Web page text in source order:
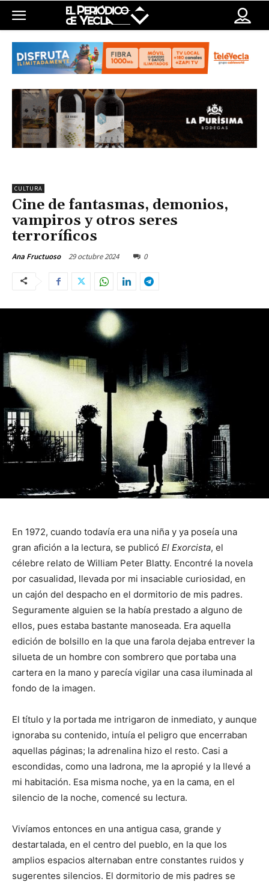
CULTURA
Cine de fantasmas, demonios,
vampiros y otros seres
terroríficos
Ana Fructuoso 29 octubre 2024 0
En 1972, cuando todavía era una niña y ya poseía una
gran afición a la lectura, se publicó El Exorcista, el
célebre relato de William Peter Blatty. Encontré la novela
por casualidad, llevada por mi insaciable curiosidad, en
un cajón del despacho en el dormitorio de mis padres.
Seguramente alguien se la había prestado a alguno de
ellos, pues estaba bastante manoseada. Era aquella
edición de bolsillo en la que una farola dejaba entrever la
silueta de un hombre con sombrero que portaba una
cartera en la mano y parecía vigilar una casa iluminada al
fondo de la imagen.
El título y la portada me intrigaron de inmediato, y aunque
ignoraba su contenido, intuía el peligro que encerraban
aquellas páginas; la adrenalina hizo el resto. Casi a
escondidas, como una ladrona, me la apropié y la llevé a
mi habitación. Esa misma noche, ya en la cama, en el
silencio de la noche, comencé su lectura.
Vivíamos entonces en una antigua casa, grande y
destartalada, en el centro del pueblo, en la que los
amplios espacios alternaban entre constantes ruidos y
sugerentes silencios. El dormitorio de mis padres se